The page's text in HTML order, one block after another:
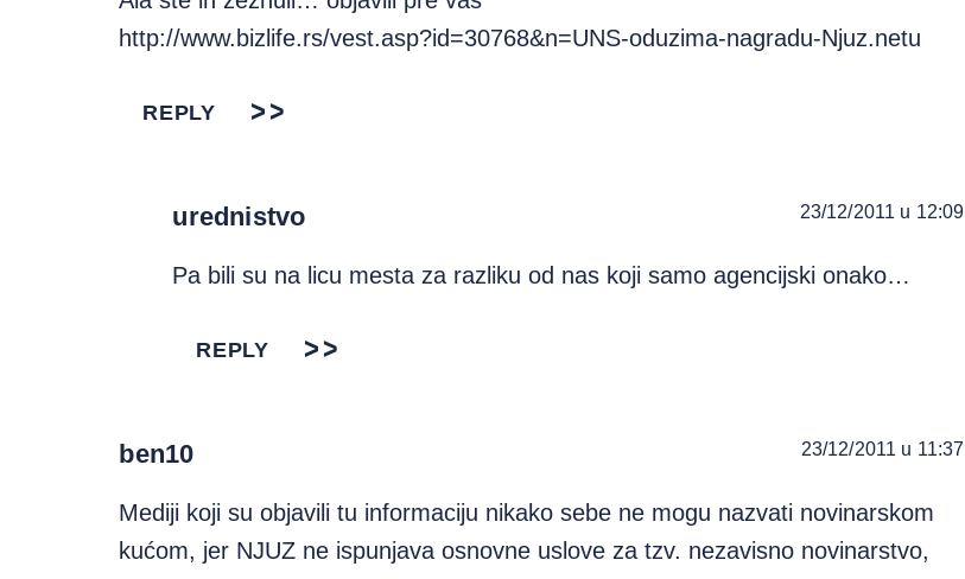
http://www.bizlife.rs/vest.asp?id=30768&n=UNS-oduzima-nagradu-Njuz.netu
REPLY
urednistvo 23/12/2011 u 12:09
Pa bili su na licu mesta za razliku od nas koji samo agencijski onako…
REPLY
ben10 23/12/2011 u 11:37
Mediji koji su objavili tu informaciju nikako sebe ne mogu nazvati novinarskom
kućom, jer NJUZ ne ispunjava osnovne uslove za tzv. nezavisno novinarstvo,